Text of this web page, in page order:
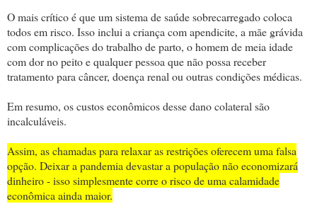
O mais crítico é que um sistema de saúde sobrecarregado coloca
todos em risco. Isso inclui a criança com apendicite, a mãe grávida
com complicações do trabalho de parto, o homem de meia idade
com dor no peito e qualquer pessoa que não possa receber
tratamento para câncer, doença renal ou outras condições médicas.
Em resumo, os custos econômicos desse dano colateral são
incalculáveis.
Assim, as chamadas para relaxar as restrições oferecem uma falsa
opção. Deixar a pandemia devastar a população não economizará
dinheiro - isso simplesmente corre o risco de uma calamidade
econômica ainda maior.